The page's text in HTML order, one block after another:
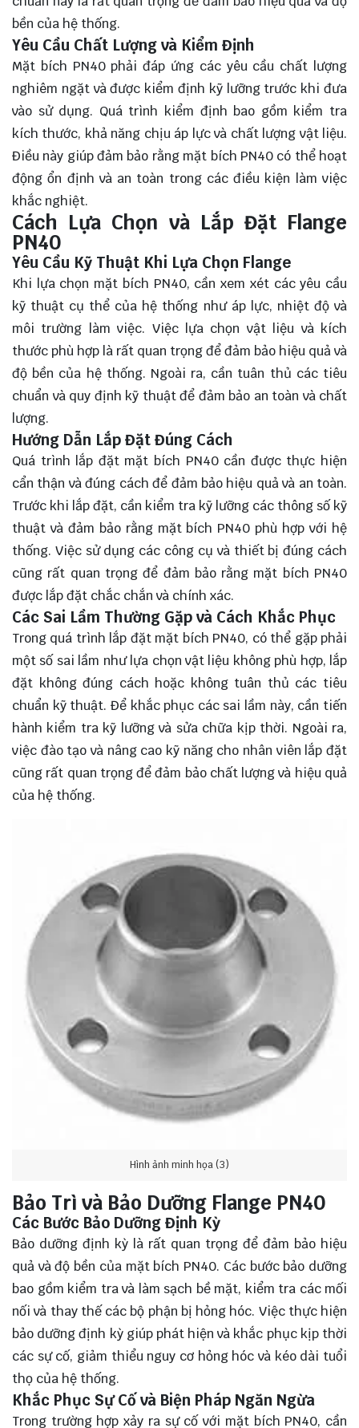
bền của hệ thống.
Yêu Cầu Chất Lượng và Kiểm Định
Mặt bích PN40 phải đáp ứng các yêu cầu chất lượng
nghiêm ngặt và được kiểm định kỹ lưỡng trước khi đưa
vào sử dụng. Quá trình kiểm định bao gồm kiểm tra
kích thước, khả năng chịu áp lực và chất lượng vật liệu.
Điều này giúp đảm bảo rằng mặt bích PN40 có thể hoạt
động ổn định và an toàn trong các điều kiện làm việc
khắc nghiệt.
Cách Lựa Chọn và Lắp Đặt Flange
PN40
Yêu Cầu Kỹ Thuật Khi Lựa Chọn Flange
Khi lựa chọn mặt bích PN40, cần xem xét các yêu cầu
kỹ thuật cụ thể của hệ thống như áp lực, nhiệt độ và
môi trường làm việc. Việc lựa chọn vật liệu và kích
thước phù hợp là rất quan trọng để đảm bảo hiệu quả và
độ bền của hệ thống. Ngoài ra, cần tuân thủ các tiêu
chuẩn và quy định kỹ thuật để đảm bảo an toàn và chất
lượng.
Hướng Dẫn Lắp Đặt Đúng Cách
Quá trình lắp đặt mặt bích PN40 cần được thực hiện
cẩn thận và đúng cách để đảm bảo hiệu quả và an toàn.
Trước khi lắp đặt, cần kiểm tra kỹ lưỡng các thông số kỹ
thuật và đảm bảo rằng mặt bích PN40 phù hợp với hệ
thống. Việc sử dụng các công cụ và thiết bị đúng cách
cũng rất quan trọng để đảm bảo rằng mặt bích PN40
được lắp đặt chắc chắn và chính xác.
Các Sai Lầm Thường Gặp và Cách Khắc Phục
Trong quá trình lắp đặt mặt bích PN40, có thể gặp phải
một số sai lầm như lựa chọn vật liệu không phù hợp, lắp
đặt không đúng cách hoặc không tuân thủ các tiêu
chuẩn kỹ thuật. Để khắc phục các sai lầm này, cần tiến
hành kiểm tra kỹ lưỡng và sửa chữa kịp thời. Ngoài ra,
việc đào tạo và nâng cao kỹ năng cho nhân viên lắp đặt
cũng rất quan trọng để đảm bảo chất lượng và hiệu quả
của hệ thống.
Hình ảnh minh họa (3)
Bảo Trì và Bảo Dưỡng Flange PN40
Các Bước Bảo Dưỡng Định Kỳ
Bảo dưỡng định kỳ là rất quan trọng để đảm bảo hiệu
quả và độ bền của mặt bích PN40. Các bước bảo dưỡng
bao gồm kiểm tra và làm sạch bề mặt, kiểm tra các mối
nối và thay thế các bộ phận bị hỏng hóc. Việc thực hiện
bảo dưỡng định kỳ giúp phát hiện và khắc phục kịp thời
các sự cố, giảm thiểu nguy cơ hỏng hóc và kéo dài tuổi
thọ của hệ thống.
Khắc Phục Sự Cố và Biện Pháp Ngăn Ngừa
Trong trường hợp xảy ra sự cố với mặt bích PN40, cần